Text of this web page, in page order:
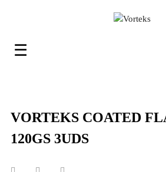
Navegación
☰
VORTEKS COATED
120GS 3UDS